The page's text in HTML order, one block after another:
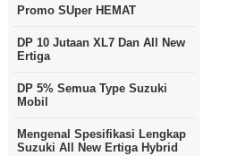
Promo SUper HEMAT
DP 10 Jutaan XL7 Dan All New
Ertiga
DP 5% Semua Type Suzuki
Mobil
Mengenal Spesifikasi Lengkap
Suzuki All New Ertiga Hybrid